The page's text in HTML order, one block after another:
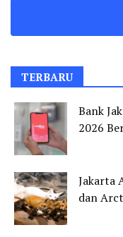
TERBARU
Bank
2026
Jakarta
dan